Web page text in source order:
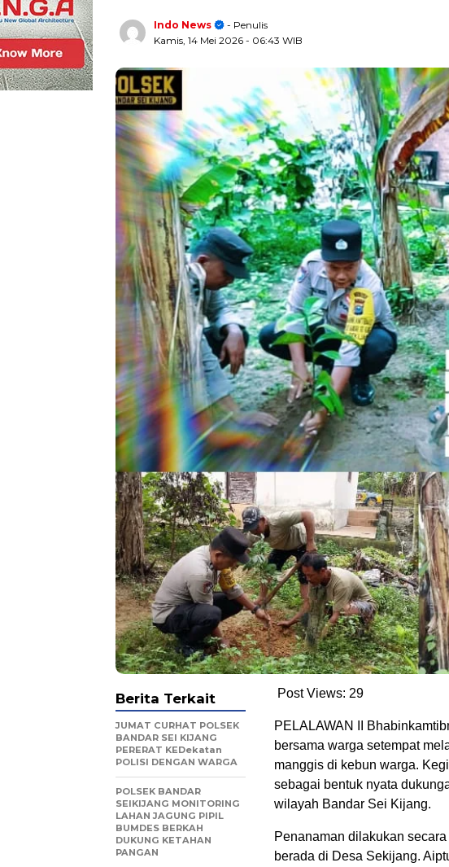
Indo News
- Penulis
Kamis, 14 Mei 2026 - 06:43 WIB
Post Views: 29
PELALAWAN II
bersama warga setempat
manggis di kebun warga.
sebagai bentuk nyata
wilayah Bandar Sei Kijang.
Penanaman dilakukan
berada di Desa Sekijang.
Berita Terkait
JUMAT CURHAT POLSEK
BANDAR SEI KIJANG
PERERAT KEDekatan
POLISI DENGAN WARGA
POLSEK BANDAR
SEIKIJANG MONITORING
LAHAN JAGUNG PIPIL
BUMDES BERKAH
DUKUNG KETAHAN
PANGAN